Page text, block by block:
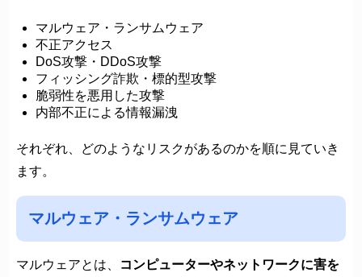
マルウェア・ランサムウェア
不正アクセス
DoS攻撃・DDoS攻撃
フィッシング詐欺・標的型攻撃
脆弱性を悪用した攻撃
内部不正による情報漏洩
それぞれ、どのようなリスクがあるのかを順に見ていき
ます。
マルウェア・ランサムウェア
マルウェアとは、
コンピューターやネットワークに害を